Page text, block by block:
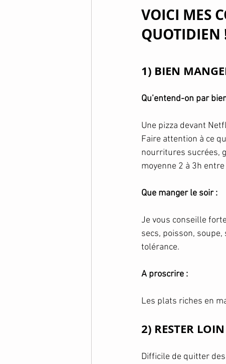
VOICI MES
QUOTIDIEN
1) BIEN
Qu’entend-on par
Une pizza devant
Faire attention à ce
nourritures sucrées,
moyenne 2 à 3h
Que manger le soir :
Je vous conseille
secs, poisson,
tolérance.
A proscrire :
Les plats riches en
2) RESTER
Difficile de quitter